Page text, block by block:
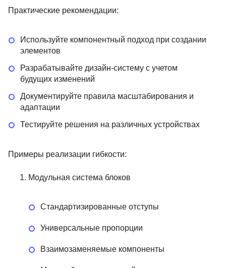
Практические рекомендации:
Используйте компонентный подход при создании
элементов
Разрабатывайте дизайн-систему с учетом
будущих изменений
Документируйте правила масштабирования и
адаптации
Тестируйте решения на различных устройствах
Примеры реализации гибкости:
Модульная система блоков
Стандартизированные отступы
Универсальные пропорции
Взаимозаменяемые компоненты